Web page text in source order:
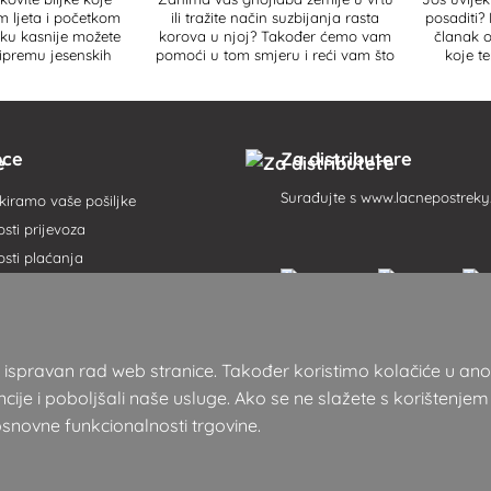
ljeta i početkom
kasnije možete
jesenskih
ili tražite način suzbijanja rasta
korova u njoj? Također ćemo vam
pomoći u tom smjeru i reći vam što
članak
koje
vaše pošiljke
prijevoza
plaćanja
podataka
Za distributere
Surađujte s
rad web stranice. Također koristimo kolačiće u
i poboljšali naše usluge. Ako se ne slažete s korištenjem
funkcionalnosti trgovine.